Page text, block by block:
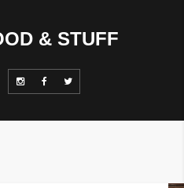
& STUFF